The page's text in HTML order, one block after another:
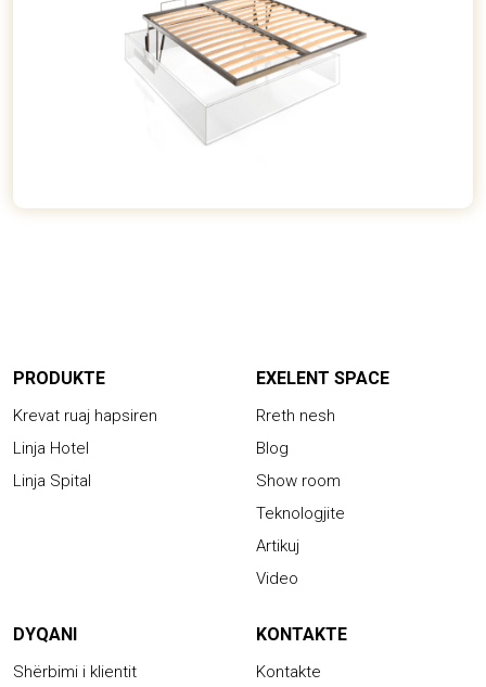
PRODUKTE
Krevat ruaj hapsiren
Linja Hotel
Linja Spital
EXELENT SPACE
Rreth nesh
Blog
Show room
Teknologjite
Artikuj
Video
DYQANI
Shërbimi i klientit
KONTAKTE
Kontakte